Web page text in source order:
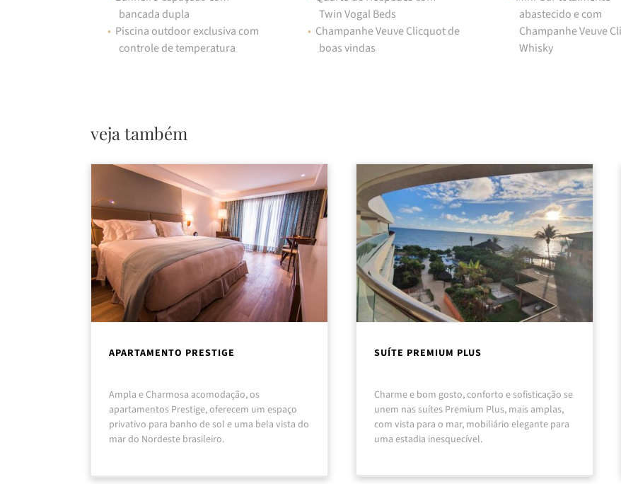
bancada dupla
Piscina outdoor exclusiva com
controle de temperatura
Twin Vogal Beds
Champanhe Veuve Clicquot de
boas vindas
abastecido e com
Champanhe Veuve
Whisky
veja também
APARTAMENTO PRESTIGE
Ampla e Charmosa acomodação, os
apartamentos Prestige, oferecem um espaço
privativo para banho de sol e uma bela vista do
mar do Nordeste brasileiro.
SUÍTE PREMIUM PLUS
Charme e bom gosto, conforto e sofisticação se
unem nas suítes Premium Plus, mais amplas,
com vista para o mar, mobiliário elegante para
uma estadia inesquecível.